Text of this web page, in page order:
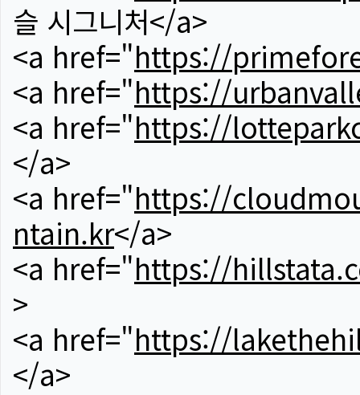
슬 시그니처</a>
<a href="https://
<a href="https://
<a href="https://
</a>
<a href="https://
ntain.kr</a>
<a href="https://
>
<a href="https://
</a>